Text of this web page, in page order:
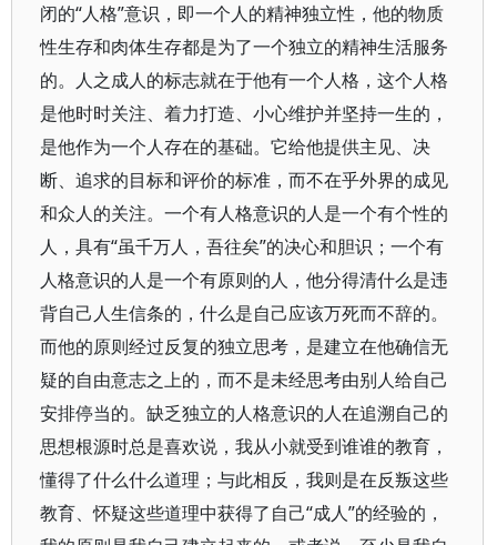
闭的“人格”意识，即一个人的精神独立性，他的物质
性生存和肉体生存都是为了一个独立的精神生活服务
的。人之成人的标志就在于他有一个人格，这个人格
是他时时关注、着力打造、小心维护并坚持一生的，
是他作为一个人存在的基础。它给他提供主见、决
断、追求的目标和评价的标准，而不在乎外界的成见
和众人的关注。一个有人格意识的人是一个有个性的
人，具有“虽千万人，吾往矣”的决心和胆识；一个有
人格意识的人是一个有原则的人，他分得清什么是违
背自己人生信条的，什么是自己应该万死而不辞的。
而他的原则经过反复的独立思考，是建立在他确信无
疑的自由意志之上的，而不是未经思考由别人给自己
安排停当的。缺乏独立的人格意识的人在追溯自己的
思想根源时总是喜欢说，我从小就受到谁谁的教育，
懂得了什么什么道理；与此相反，我则是在反叛这些
教育、怀疑这些道理中获得了自己“成人”的经验的，